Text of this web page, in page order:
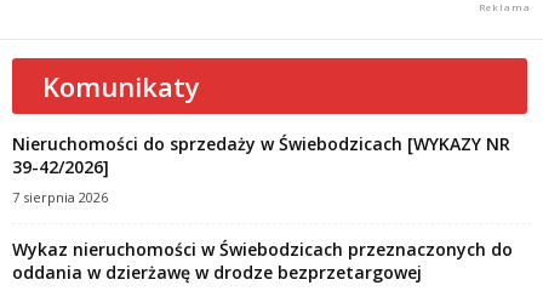
Komunikaty
Nieruchomości do sprzedaży w Świebodzicach [WYKAZY NR
39-42/2026]
7 sierpnia 2026
Wykaz nieruchomości w Świebodzicach przeznaczonych do
oddania w dzierżawę w drodze bezprzetargowej